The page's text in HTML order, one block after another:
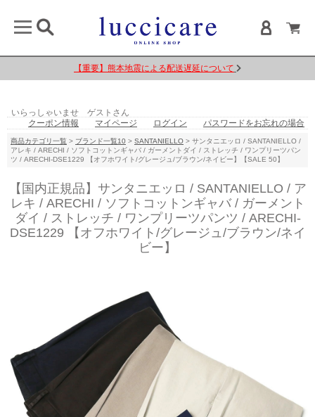
【重要】熊本地震による配送遅延について
luccicareを装った偽サイトに注意してください
いらっしゃいませ ゲストさん
クーポン情報
マイページ ログイン パスワードをお忘れの場合
商品カテゴリ一覧 > ブランド一覧10 > SANTANIELLO > サンタニエッロ / SANTANIELLO /
アレキ / ARECHI / ソフトコットンギャバ / ガーメントダイ / ストレッチ / ワンプリーツパン
ツ / ARECHI-DSE1229 【オフホワイト/グレージュ/ブラウン/ネイビー】【SALE 50】
【国内正規品】サンタニエッロ / SANTANIELLO / ア
レキ / ARECHI / ソフトコットンギャバ / ガーメント
ダイ / ストレッチ / ワンプリーツパンツ / ARECHI-
DSE1229 【オフホワイト/グレージュ/ブラウン/ネイ
ビー】